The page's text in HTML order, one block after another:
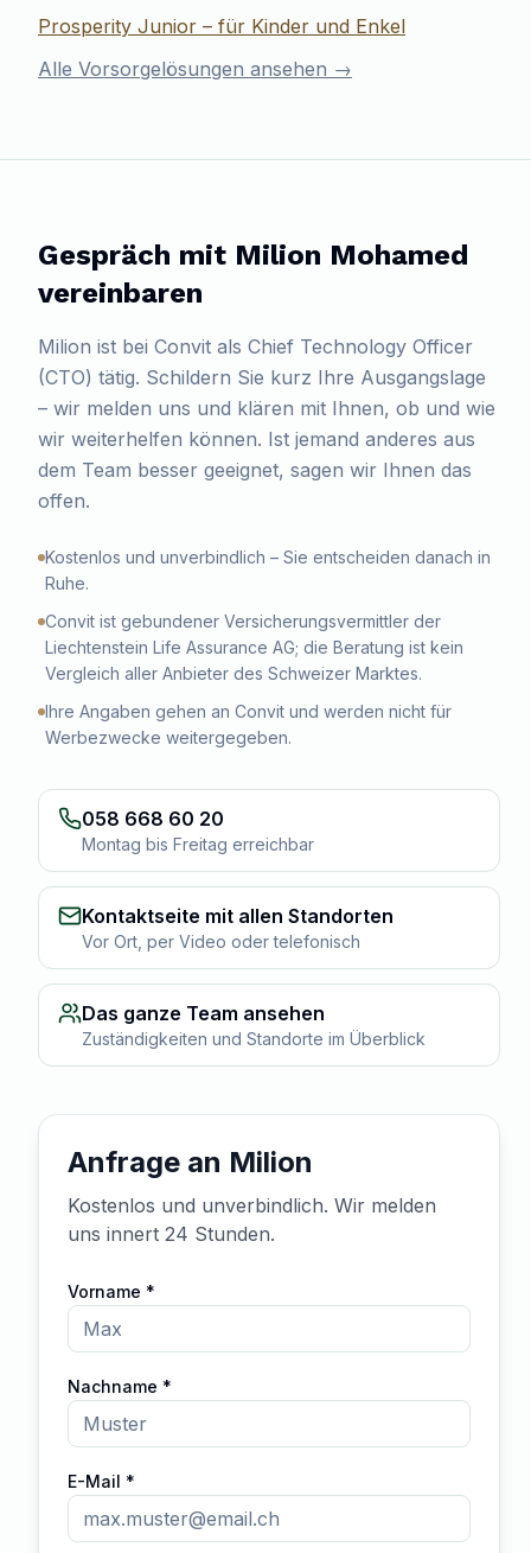
Prosperity Junior – für Kinder und Enkel
Alle Vorsorgelösungen ansehen →
Gespräch mit Milion Mohamed
vereinbaren
Milion ist bei Convit als Chief Technology Officer
(CTO) tätig. Schildern Sie kurz Ihre Ausgangslage
– wir melden uns und klären mit Ihnen, ob und wie
wir weiterhelfen können. Ist jemand anderes aus
dem Team besser geeignet, sagen wir Ihnen das
offen.
Kostenlos und unverbindlich – Sie entscheiden danach in
Ruhe.
Convit ist gebundener Versicherungsvermittler der
Liechtenstein Life Assurance AG; die Beratung ist kein
Vergleich aller Anbieter des Schweizer Marktes.
Ihre Angaben gehen an Convit und werden nicht für
Werbezwecke weitergegeben.
058 668 60 20
Montag bis Freitag erreichbar
Kontaktseite mit allen Standorten
Vor Ort, per Video oder telefonisch
Das ganze Team ansehen
Zuständigkeiten und Standorte im Überblick
Anfrage an Milion
Kostenlos und unverbindlich. Wir melden
uns innert 24 Stunden.
Vorname *
Nachname *
E-Mail *